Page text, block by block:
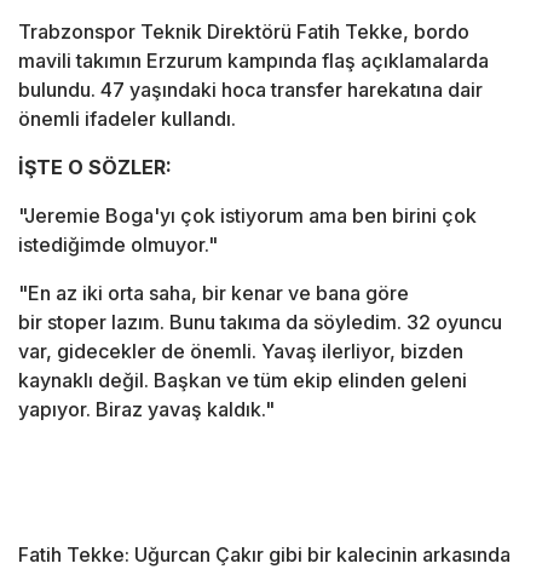
Trabzonspor Teknik Direktörü Fatih Tekke, bordo
mavili takımın Erzurum kampında flaş açıklamalarda
bulundu. 47 yaşındaki hoca transfer harekatına dair
önemli ifadeler kullandı.
İŞTE O SÖZLER:
"Jeremie Boga'yı çok istiyorum ama ben birini çok
istediğimde olmuyor."
"En az iki orta saha, bir kenar ve bana göre
bir stoper lazım. Bunu takıma da söyledim. 32 oyuncu
var, gidecekler de önemli. Yavaş ilerliyor, bizden
kaynaklı değil. Başkan ve tüm ekip elinden geleni
yapıyor. Biraz yavaş kaldık."
Fatih Tekke: Uğurcan Çakır gibi bir kalecinin arkasında